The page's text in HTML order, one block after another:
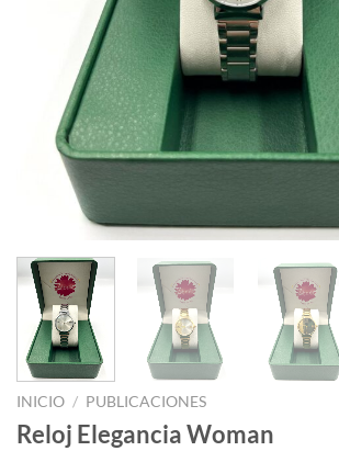
INICIO / PUBLICACIONES
Reloj Elegancia Woman